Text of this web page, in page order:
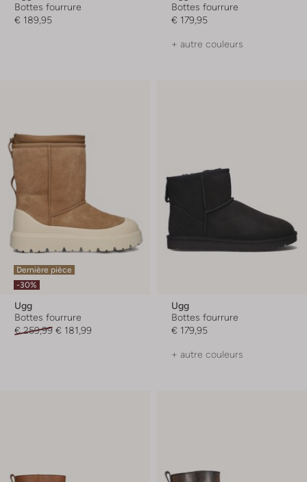
Bottes fourrure
€ 189,95
Bottes fourrure
€ 179,95
+ autre couleurs
Dernière pièce
-30%
Ugg
Bottes fourrure
€ 259,99 € 181,99
Ugg
Bottes fourrure
€ 179,95
+ autre couleurs